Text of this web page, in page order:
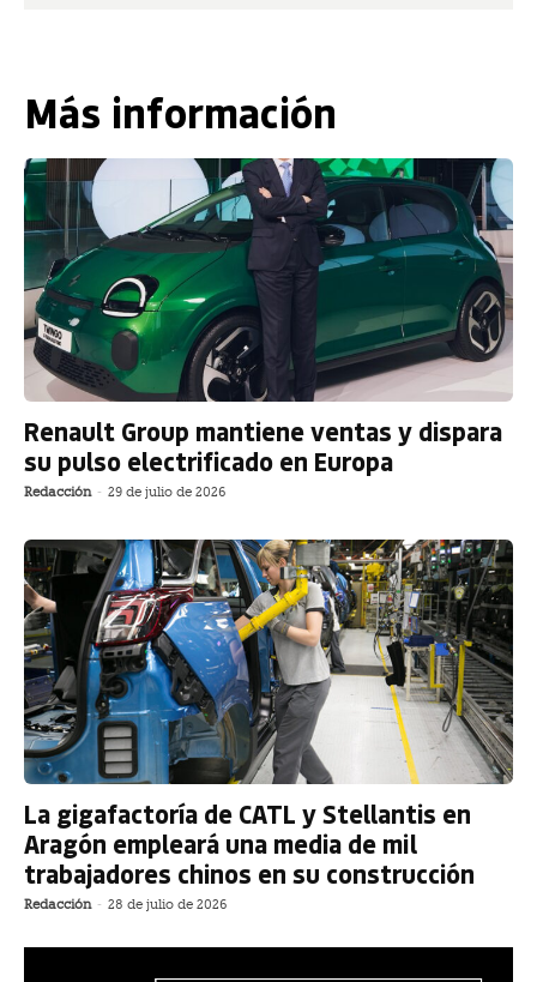
Más información
Renault Group mantiene ventas y dispara
su pulso electrificado en Europa
Redacción - 29 de julio de 2026
La gigafactoría de CATL y Stellantis en
Aragón empleará una media de mil
trabajadores chinos en su construcción
Redacción - 28 de julio de 2026